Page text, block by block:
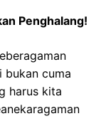
Penghalang!
bukan cuma
harus kita